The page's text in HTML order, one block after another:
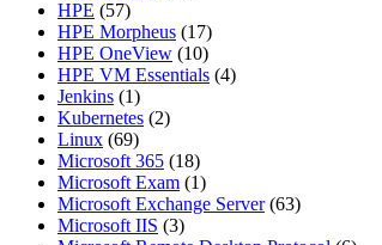
HPE (57)
HPE Morpheus (17)
HPE OneView (10)
HPE VM Essentials (4)
Jenkins (1)
Kubernetes (2)
Linux (69)
Microsoft 365 (18)
Microsoft Exam (1)
Microsoft Exchange Server(63)
Microsoft IIS (3)